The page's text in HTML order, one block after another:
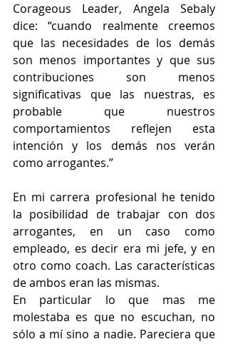
Corageous Leader, Angela Sebaly
dice: “cuando realmente creemos
que las necesidades de los demás
son menos importantes y que sus
contribuciones son menos
significativas que las nuestras, es
probable que nuestros
comportamientos reflejen esta
intención y los demás nos verán
como arrogantes.”
En mi carrera profesional he tenido
la posibilidad de trabajar con dos
arrogantes, en un caso como
empleado, es decir era mi jefe, y en
otro como coach. Las características
de ambos eran las mismas.
En particular lo que mas me
molestaba es que no escuchan, no
sólo a mí sino a nadie. Pareciera que